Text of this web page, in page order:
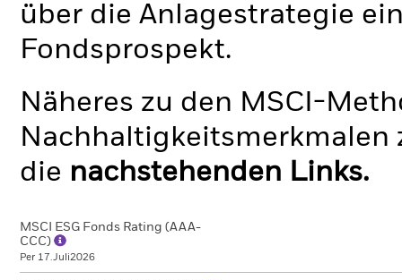
über die Anlagestrategie
Fondsprospekt.
Näheres zu den MSCI-
Nachhaltigkeitsmerkmalen
die nachstehenden Links.
MSCI ESG Fonds Rating (AAA-
CCC)
Per 17.Juli2026